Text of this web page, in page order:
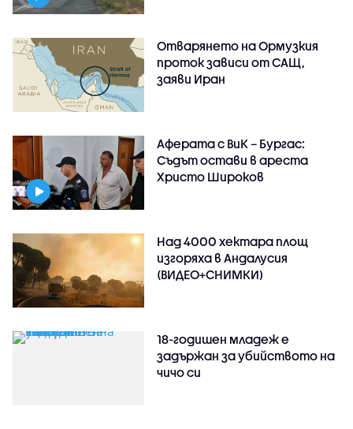
Отварянето на Ормузкия
проток зависи от САЩ,
заяви Иран
Аферата с ВиК – Бургас:
Съдът остави в ареста
Христо Широков
Над 4000 хектара площ
изгоряха в Андалусия
(ВИДЕО+СНИМКИ)
18-годишен младеж е
задържан за убийството на
чичо си